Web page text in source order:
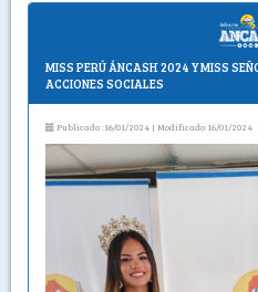
MISS PERÚ ÁNCASH 2024 Y MISS
ACCIONES SOCIALES
Publicado :16/01/2024 | Modificado:16/01/2024